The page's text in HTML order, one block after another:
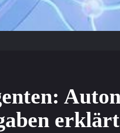
erklärt